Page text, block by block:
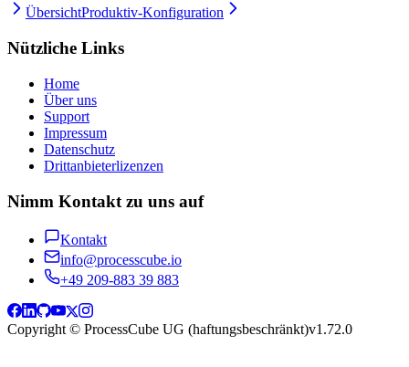
ÜbersichtProduktiv-Konfiguration
Nützliche Links
Home
Über uns
Support
Impressum
Datenschutz
Drittanbieterlizenzen
Nimm Kontakt zu uns auf
Kontakt
info@processcube.io
+49 209-883 39 883
Copyright © ProcessCube UG (haftungsbeschränkt)v1.72.0